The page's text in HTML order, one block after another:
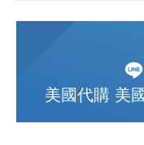
美國代購 美